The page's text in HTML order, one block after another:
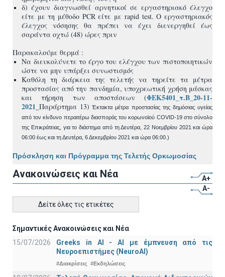
δ) έχουν διαγνωσθεί αρνητικοί σε εργαστηριακό έλεγχο
είτε με τη μέθοδο PCR είτε με rapid test. Ο εργαστηριακός
έλεγχος νόσησης θα πρέπει να έχει διενεργηθεί έως
σαράντα οχτώ (48) ώρες πριν
Παρακαλούμε θερμά :
Να διευκολύνετε το έργο του ελέγχου των πιστοποιητικών
ώστε να μην υπάρξει συνωστισμός
Καθόλη τη διάρκεια της τελετής να τηρείτε τα μέτρα
προστασίας από την πανδημία, υποχρεωτική χρήση μάσκας
και τήρηση των αποστάσεων (ΦΕΚ5401_τ.Β_20-11-
2021 _Παράρτημα 13) Έκτακτα μέτρα προστασίας της δημόσιας υγείας
από τον κίνδυνο περαιτέρω διασποράς του κορωνοϊού COVID-19 στο σύνολο
της Επικράτειας, για το διάστημα από τη Δευτέρα, 22 Νοεμβρίου 2021 και ώρα
06:00 έως και τη Δευτέρα, 6 Δεκεμβρίου 2021 και ώρα 06:00.)
Πρόσκληση και Πρόγραμμα της Τελετής Ορκωμοσίας
Ανακοινώσεις και Νέα
A+
A-
Δείτε όλες τις ετικέτες
Σημαντικές Ανακοινώσεις και Νέα
15/07/2026
Greeks in AI - ΑΙ με έμπνευση από τις
Νευροεπιστήμες (NeuroAI)
#Διακρίσεις #Εκδηλώσεις